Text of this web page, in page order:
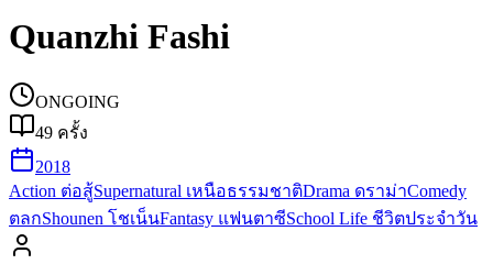
Quanzhi Fashi
ONGOING
49 ครั้ง
2018
Action ต่อสู้Supernatural เหนือธรรมชาติDrama ดราม่าComedy
ตลกShounen โชเน็นFantasy แฟนตาซีSchool Life ชีวิตประจำวัน